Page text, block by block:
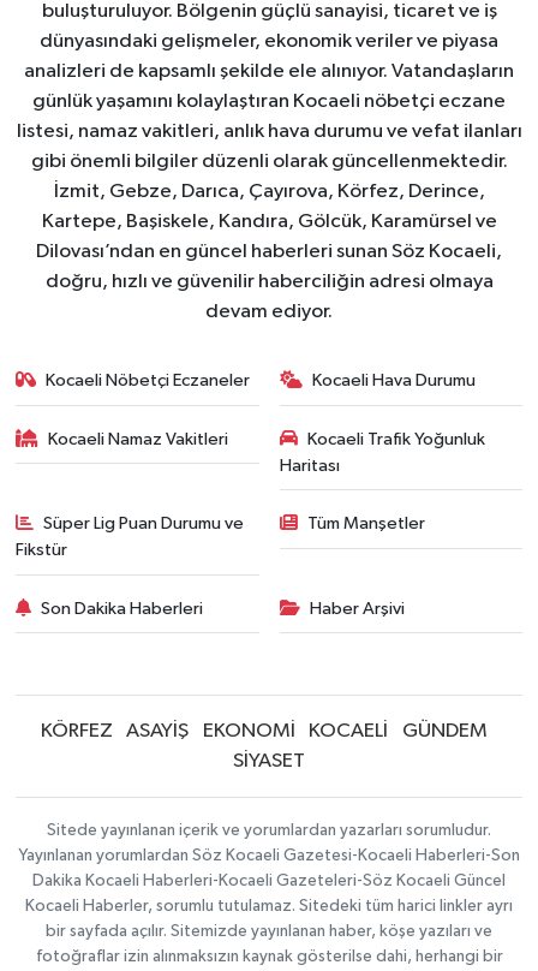
buluşturuluyor. Bölgenin güçlü sanayisi, ticaret ve iş
dünyasındaki gelişmeler, ekonomik veriler ve piyasa
analizleri de kapsamlı şekilde ele alınıyor. Vatandaşların
günlük yaşamını kolaylaştıran Kocaeli nöbetçi eczane
listesi, namaz vakitleri, anlık hava durumu ve vefat ilanları
gibi önemli bilgiler düzenli olarak güncellenmektedir.
İzmit, Gebze, Darıca, Çayırova, Körfez, Derince,
Kartepe, Başiskele, Kandıra, Gölcük, Karamürsel ve
Dilovası’ndan en güncel haberleri sunan Söz Kocaeli,
doğru, hızlı ve güvenilir haberciliğin adresi olmaya
devam ediyor.
Kocaeli Nöbetçi Eczaneler Kocaeli Hava Durumu
Kocaeli Namaz Vakitleri
Kocaeli Trafik Yoğunluk
Haritası
Süper Lig Puan Durumu ve
Fikstür
Tüm Manşetler
Son Dakika Haberleri Haber Arşivi
KÖRFEZ ASAYİŞ EKONOMİ KOCAELİ
GÜNDEM
SİYASET
Sitede yayınlanan içerik ve yorumlardan yazarları sorumludur.
Yayınlanan yorumlardan Söz Kocaeli Gazetesi-Kocaeli Haberleri-Son
Dakika Kocaeli Haberleri-Kocaeli Gazeteleri-Söz Kocaeli Güncel
Kocaeli Haberler, sorumlu tutulamaz. Sitedeki tüm harici linkler ayrı
bir sayfada açılır. Sitemizde yayınlanan haber, köşe yazıları ve
fotoğraflar izin alınmaksızın kaynak gösterilse dahi, herhangi bir